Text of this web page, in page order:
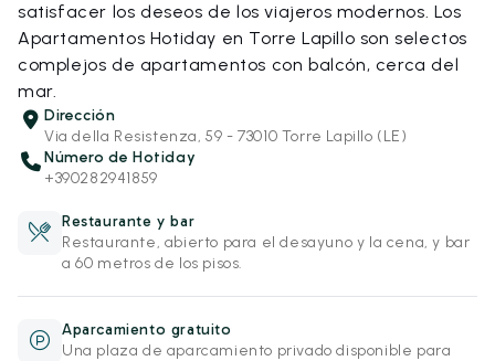
satisfacer los deseos de los viajeros modernos. Los
Apartamentos Hotiday en Torre Lapillo son selectos
complejos de apartamentos con balcón, cerca del
mar.
Dirección
Via della Resistenza, 59 - 73010 Torre Lapillo (LE)
Número de Hotiday
+390282941859
Restaurante y bar
Restaurante, abierto para el desayuno y la cena, y bar
a 60 metros de los pisos.
Aparcamiento gratuito
Una plaza de aparcamiento privado disponible para